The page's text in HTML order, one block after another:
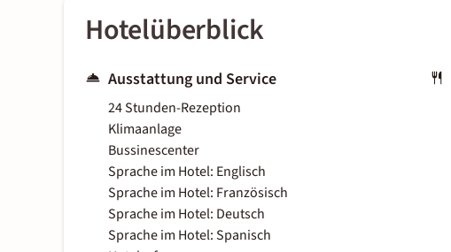
Hotelüberblick
Ausstattung und Service
24 Stunden-Rezeption
Klimaanlage
Bussinescenter
Sprache im Hotel: Englisch
Sprache im Hotel: Französisch
Sprache im Hotel: Deutsch
Sprache im Hotel: Spanisch